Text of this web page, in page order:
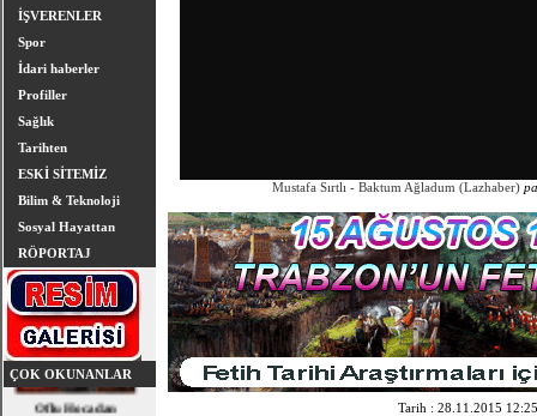
İŞVERENLER
Spor
İdari haberler
Profiller
Sağlık
Tarihten
ESKİ SİTEMİZ
Bilim & Teknoloji
Sosyal Hayattan
RÖPORTAJ
ÇOK OKUNANLAR
Oflu Hocadan
Uyarılar
Mustafa Sırtlı - Baktum Ağladum (Lazhaber)
Tarih : 28.11.2015 12:25